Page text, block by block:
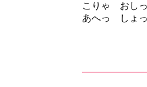
こりゃ おし
あへっ しょ